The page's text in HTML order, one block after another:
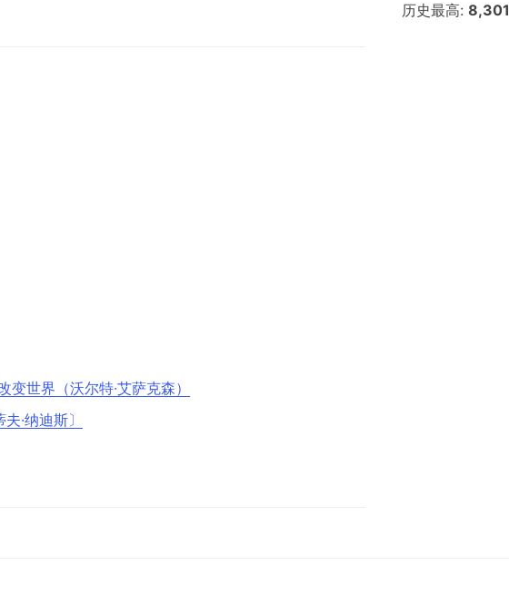
世界（沃尔特·艾萨克森）
·纳迪斯〕
历史最高: 8,301